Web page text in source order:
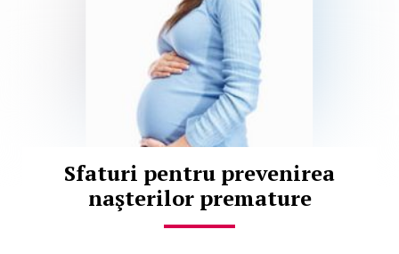
Sfaturi pentru prevenirea
naşterilor premature